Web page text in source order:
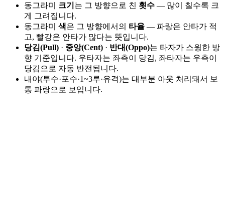
동그라미 크기 는 그 방향으로 친 횟수 — 많이 칠수록 크
게 그려집니다.
동그라미 색은 그 방향에서의 타율 — 파랑은 안타가 적
고, 빨강은 안타가 많다는 뜻입니다.
당김(Pull) · 중앙(Cent) · 반대(Oppo)는 타자가 스윙한 방
향 기준입니다. 우타자는 좌측이 당김, 좌타자는 우측이
당김으로 자동 반전됩니다.
내야(투수·포수·1~3루·유격)는 대부분 아웃 처리돼서 보
통 파랑으로 보입니다.